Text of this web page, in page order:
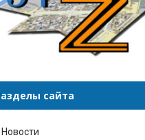
сайта
Новости